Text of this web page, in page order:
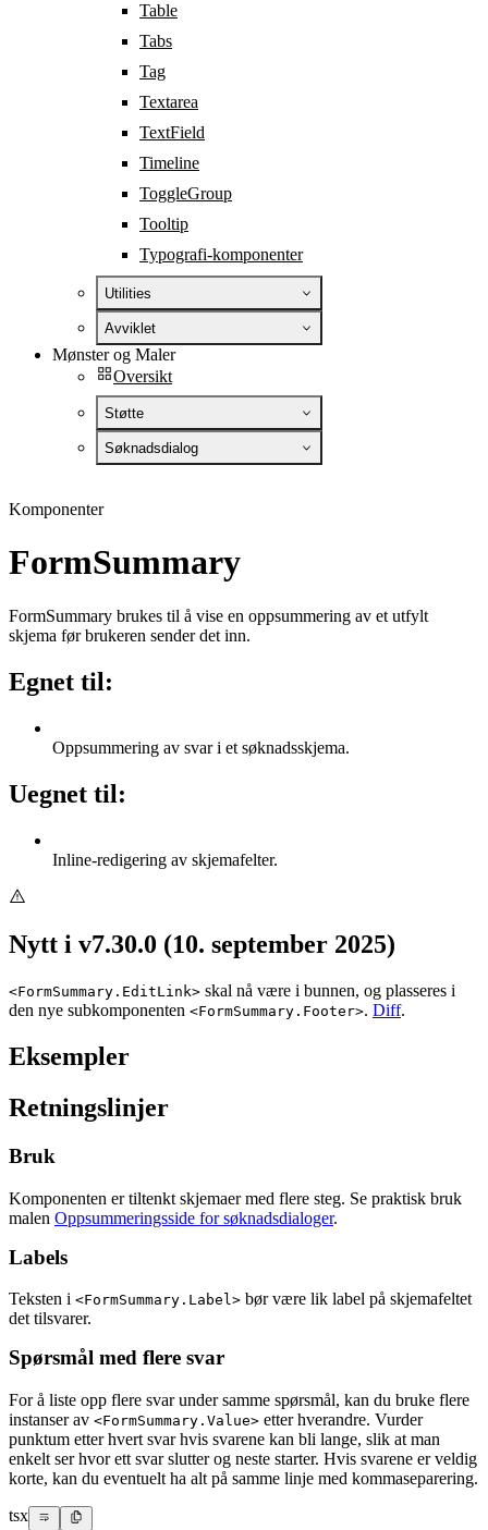
Table
Tabs
Tag
Textarea
TextField
Timeline
ToggleGroup
Tooltip
Typografi-komponenter
Utilities
Avviklet
Mønster og Maler
Oversikt
Støtte
Søknadsdialog
Komponenter
FormSummary
FormSummary brukes til å vise en oppsummering av et utfylt
skjema før brukeren sender det inn.
Egnet til:
Oppsummering av svar i et søknadsskjema.
Uegnet til:
Inline-redigering av skjemafelter.
Nytt i v7.30.0 (10. september 2025)
<FormSummary.EditLink> skal nå være i bunnen, og plasseres i
den nye subkomponenten <FormSummary.Footer>. Diff.
Eksempler
Retningslinjer
Bruk
Komponenten er tiltenkt skjemaer med flere steg. Se praktisk bruk
malen Oppsummeringsside for søknadsdialoger.
Labels
Teksten i <FormSummary.Label> bør være lik label på skjemafeltet
det tilsvarer.
Spørsmål med flere svar
For å liste opp flere svar under samme spørsmål, kan du bruke flere
instanser av <FormSummary.Value> etter hverandre. Vurder
punktum etter hvert svar hvis svarene kan bli lange, slik at man
enkelt ser hvor ett svar slutter og neste starter. Hvis svarene er veldig
korte, kan du eventuelt ha alt på samme linje med kommaseparering.
tsx